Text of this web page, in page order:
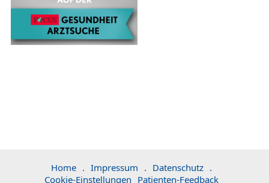
Home . Impressum . Datenschutz .
Cookie-Einstellungen Patienten-Feedback